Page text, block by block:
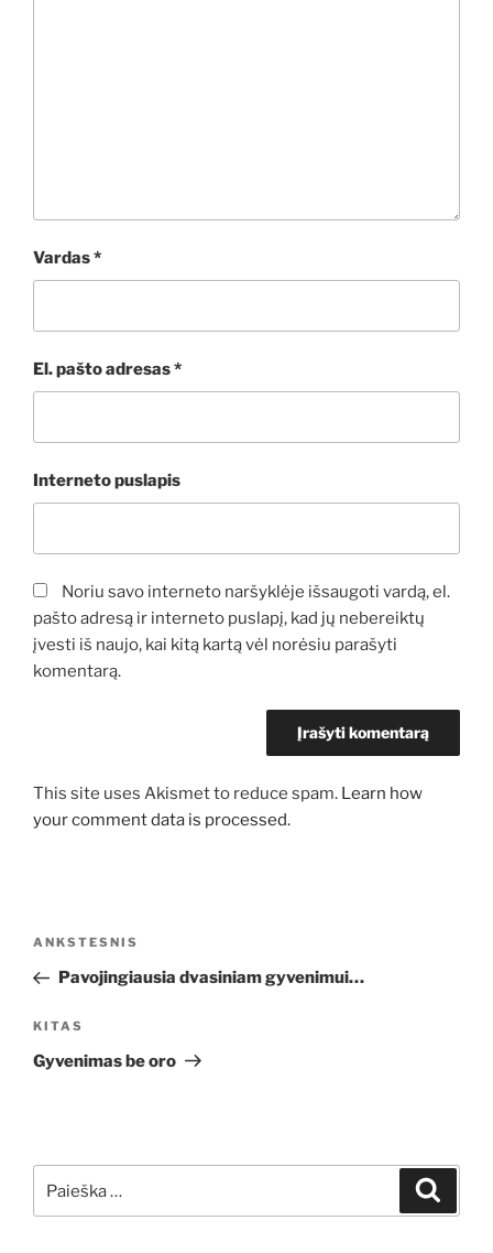
Vardas*
El. pašto adresas*
Interneto puslapis
Noriu savo interneto naršyklėje išsaugoti vardą, el.
pašto adresą ir interneto puslapį, kad jų nebereiktų
įvesti iš naujo, kai kitą kartą vėl norėsiu parašyti
komentarą.
This site uses Akismet to reduce spam. Learn how
your comment data is processed.
Navigacija
įrašų
Ankstesnis
įrašas
ANKSTESNIS
Pavojingiausia dvasiniam gyvenimui…
Kitas
įrašas
KITAS
Gyvenimas be oro